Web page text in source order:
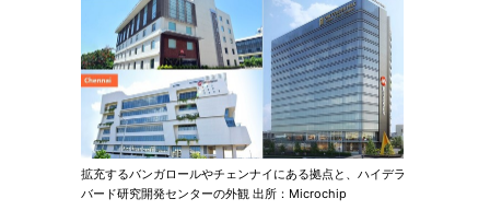
拡充するバンガロールやチェンナイにある拠点と、ハイデラ
バード研究開発センターの外観 出所：Microchip